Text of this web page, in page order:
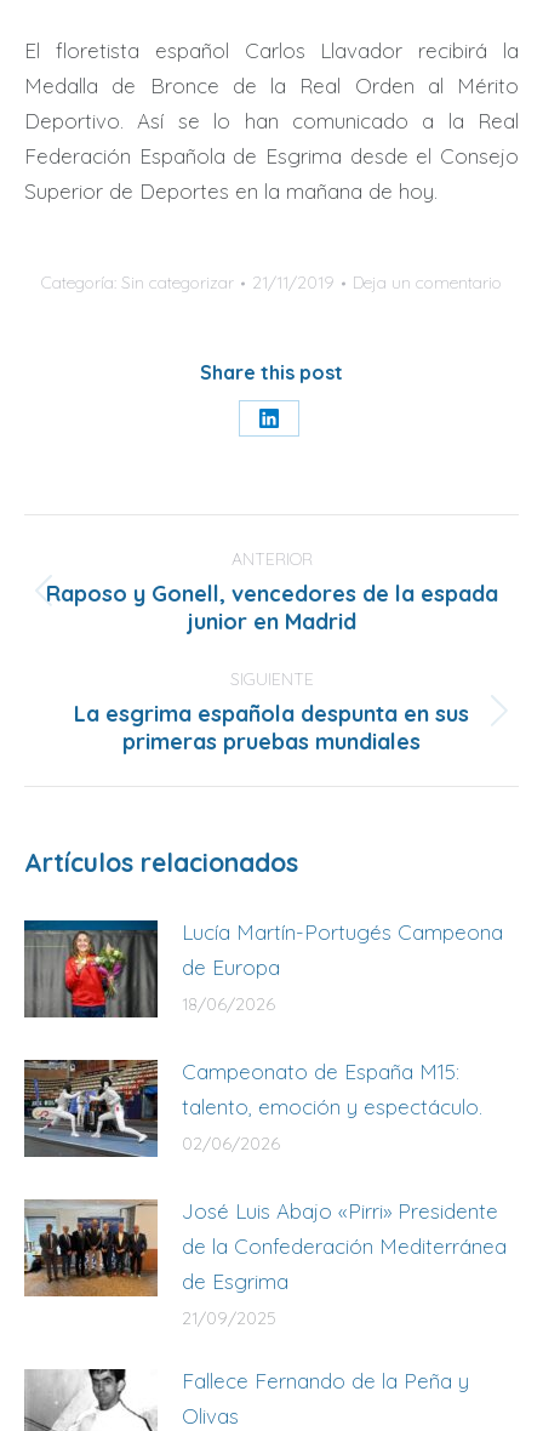
El floretista español Carlos Llavador recibirá la
Medalla de Bronce de la Real Orden al Mérito
Deportivo. Así se lo han comunicado a la Real
Federación Española de Esgrima desde el Consejo
Superior de Deportes en la mañana de hoy.
Categoría: Sin categorizar 21/11/2019 Deja un comentario
Share this post
Share
entre
publicaciones
ANTERIOR
Publicación
Raposo y Gonell, vencedores de la espada
junior en Madrid
SIGUIENTE
Publicación
La esgrima española despunta en sus
primeras pruebas mundiales
Artículos relacionados
Lucía Martín-Portugés Campeona
de Europa
18/06/2026
Campeonato de España M15:
talento, emoción y espectáculo.
02/06/2026
José Luis Abajo «Pirri» Presidente
de la Confederación Mediterránea
de Esgrima
21/09/2025
Fallece Fernando de la Peña y
Olivas